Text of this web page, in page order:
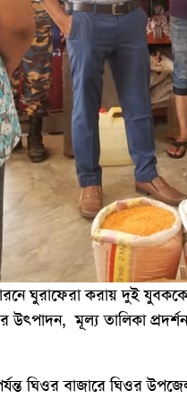
ঘুরাফেরা করায় দুই
উৎপাদন, মূল্য তালিকা
ঘিওর বাজারে ঘিওর